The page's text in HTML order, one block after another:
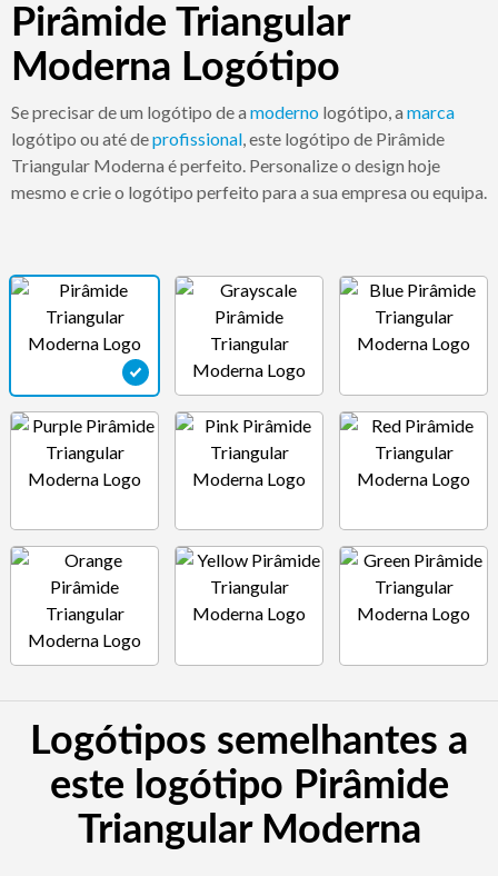
Pirâmide Triangular
Moderna Logótipo
Se precisar de um logótipo de a moderno logótipo, a marca
logótipo ou até deprofissional, este logótipo de Pirâmide
Triangular Moderna é perfeito. Personalize o design hoje
mesmo e crie o logótipo perfeito para a sua empresa ou equipa.
Logótipos semelhantes a
este logótipo Pirâmide
Triangular Moderna